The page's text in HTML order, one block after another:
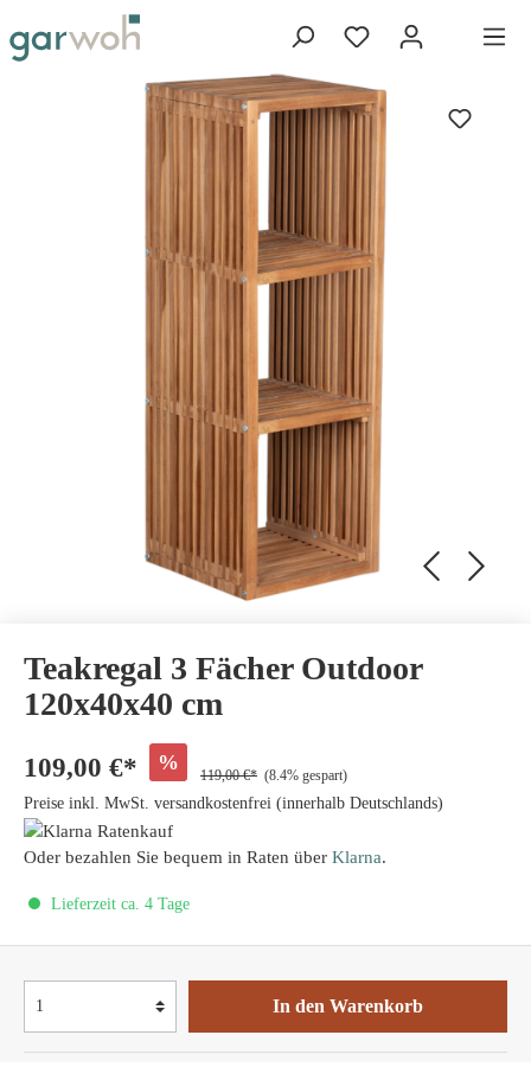
Teakregal 3 Fächer Outdoor
120x40x40 cm
109,00 €* %
119,00 €* (8.4% gespart)
Preise inkl. MwSt. versandkostenfrei (innerhalb Deutschlands)
Oder bezahlen Sie bequem in Raten über Klarna.
Lieferzeit ca. 4 Tage
In den Warenkorb